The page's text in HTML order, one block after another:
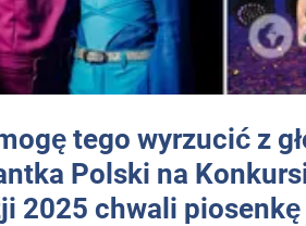
tego wyrzucić z
Polski na
2025 chwali